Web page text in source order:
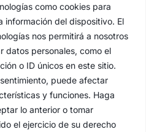
como cookies para
información del dispositivo. El
nos permitirá a nosotros
datos personales, como el
o ID únicos en este sitio.
puede afectar
y funciones. Haga
lo anterior o tomar
el ejercicio de su derecho